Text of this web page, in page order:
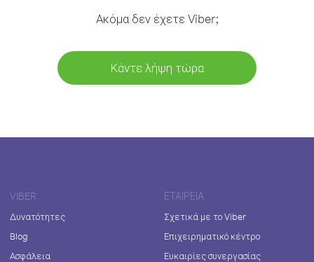
Ακόμα δεν έχετε Viber;
Κάντε λήψη τώρα
VIBER
Δυνατότητες
Blog
Ασφάλεια
ΕΤΑΙΡΕΊΑ
Σχετικά με το Viber
Επιχειρηματικό κέντρο
Ευκαιρίες συνεργασίας